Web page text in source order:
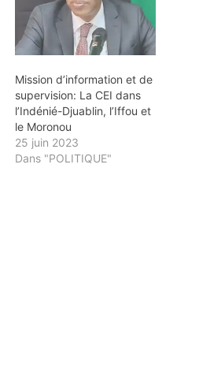
Mission d’information et de
supervision: La CEI dans
l’Indénié-Djuablin, l’Iffou et
le Moronou
25 juin 2023
Dans "POLITIQUE"